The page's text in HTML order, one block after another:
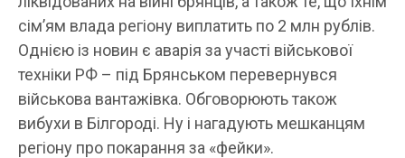
сім’ям влада регіону виплатить по 2 млн рублів.
Однією із новин є аварія за участі військової
техніки РФ – під Брянськом перевернувся
військова вантажівка. Обговорюють також
вибухи в Білгороді. Ну і нагадують мешканцям
регіону про покарання за «фейки».